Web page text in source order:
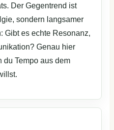
Der Gegentrend ist
sondern langsamer
Gibt es echte Resonanz,
Genau hier
du Tempo aus dem